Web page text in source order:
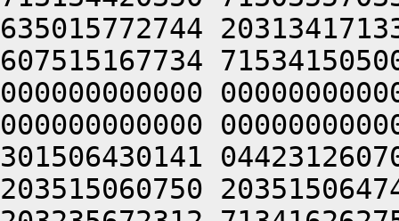
635015772744
607515167734
000000000000
000000000000
301506430141
203515060750